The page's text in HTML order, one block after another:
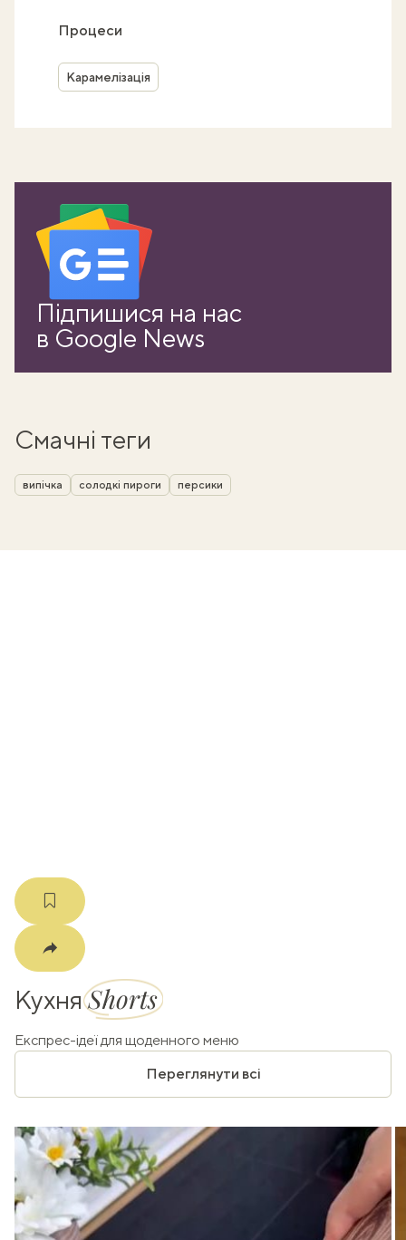
Процеси
Карамелізація
Підпишися на нас
в Google News
Смачні теги
випічка солодкі пироги персики
КухняShorts
Експрес-ідеї для щоденного меню
Переглянути всі